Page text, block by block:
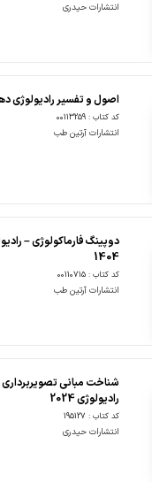
انتشارات حیدری
اصول و تفسیر رادیولوژی
کد کتاب : 00113259
انتشارات آرتین طب
دوپینگ فارماکولوژی –
1404
کد کتاب : 00110715
انتشارات آرتین طب
شناخت مبانی تصویربرداری
رادیولوژی 2024
کد کتاب : 195127
انتشارات حیدری